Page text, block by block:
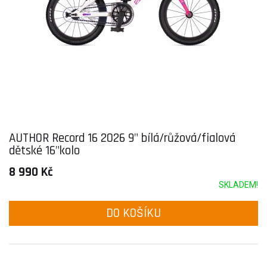
AUTHOR Record 16 2026 9" bílá/růžová/fialová
dětské 16"kolo
8 990 Kč
SKLADEM!
DO KOŠÍKU